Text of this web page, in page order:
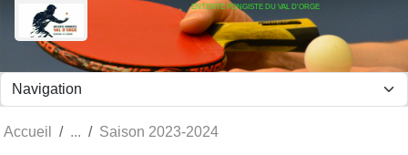
ENTENTE PONGISTE DU VAL D'ORGE
Accueil Saison 2023-2024
Panneau de gestion des cookies